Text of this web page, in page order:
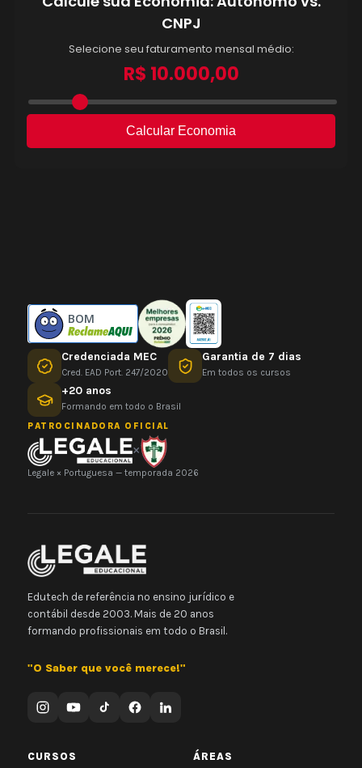
BOM
Credenciada MEC
Cred. EAD Port. 247/2020
Garantia de 7 dias
Em todos os cursos
+20 anos
Formando em todo o Brasil
PATROCINADORA OFICIAL
×
Legale × Portuguesa — temporada 2026
Edutech de referência no ensino jurídico e
contábil desde 2003. Mais de 20 anos
formando profissionais em todo o Brasil.
"O Saber que você merece!"
CURSOS ÁREAS